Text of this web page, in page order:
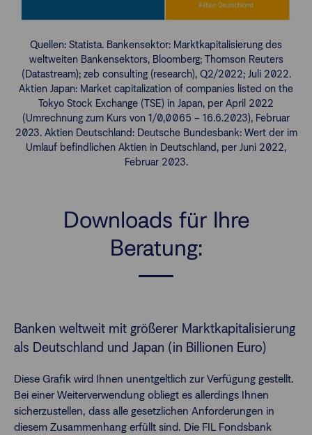
Quellen: Statista. Bankensektor: Marktkapitalisierung des
weltweiten Bankensektors, Bloomberg; Thomson Reuters
(Datastream); zeb consulting (research), Q2/2022; Juli 2022.
Aktien Japan: Market capitalization of companies listed on the
Tokyo Stock Exchange (TSE) in Japan, per April 2022
(Umrechnung zum Kurs von 1/0,0065 – 16.6.2023), Februar
2023. Aktien Deutschland: Deutsche Bundesbank: Wert der im
Umlauf befindlichen Aktien in Deutschland, per Juni 2022,
Februar 2023.
Downloads für Ihre
Beratung:
Banken weltweit mit größerer Marktkapitalisierung
als Deutschland und Japan (in Billionen Euro)
Diese Grafik wird Ihnen unentgeltlich zur Verfügung gestellt.
Bei einer Weiterverwendung obliegt es allerdings Ihnen
sicherzustellen, dass alle gesetzlichen Anforderungen in
diesem Zusammenhang erfüllt sind. Die FIL Fondsbank